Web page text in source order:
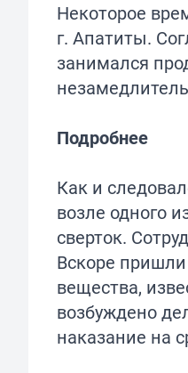
Некоторое
г. Апатиты.
занимался
Подробнее
Как и
возле одного
сверток.
Вскоре
вещества,
возбуждено
наказание на